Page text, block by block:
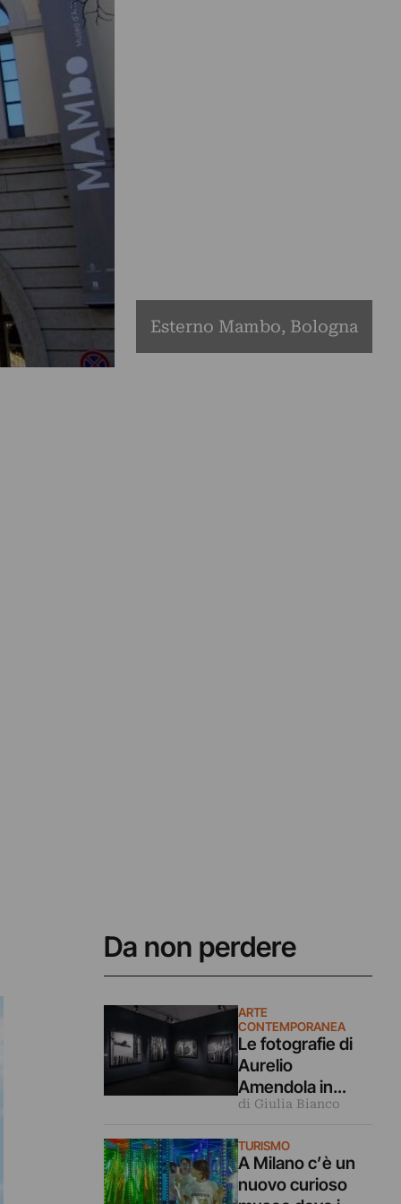
Esterno Mambo, Bologna
Da non perdere
ARTE
CONTEMPORANEA
Le fotografie di
Aurelio
Amendola in
dialogo coi
dell’arte in
mostra a Milano
di Giulia Bianco
TURISMO
A Milano c’è un
nuovo curioso